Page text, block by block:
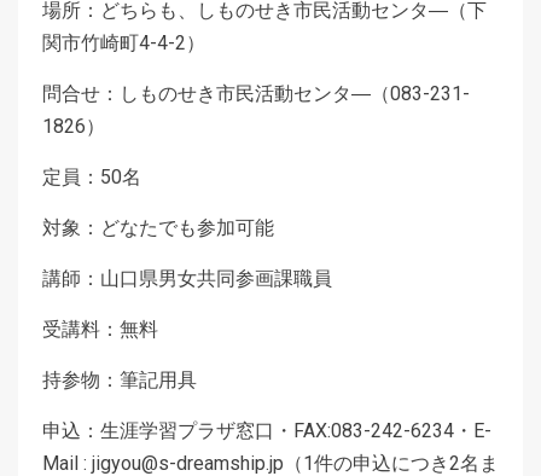
場所：どちらも、しものせき市民活動センタ―（下
関市竹崎町4-4-2）
問合せ：しものせき市民活動センタ―（083-231-
1826）
定員：50名
対象：どなたでも参加可能
講師：山口県男女共同参画課職員
受講料：無料
持参物：筆記用具
申込：生涯学習プラザ窓口・FAX:083-242-6234・E-
Mail : jigyou@s-dreamship.jp（1件の申込につき2名ま